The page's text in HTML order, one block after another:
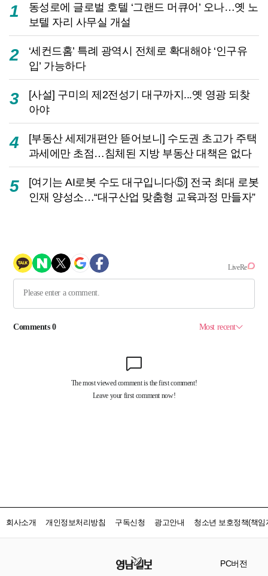
1
동성로에 글로벌 호텔 ‘그랜드 머큐어’ 오나…옛 노
보텔 자리 사무실 개설
2
‘세컨드홈’ 특례 광역시 전체로 확대해야 ‘인구유
입’ 가능하다
3
[사설] 구미의 제2전성기 대구까지...옛 영광 되찾
아야
4
[부동산 세제개편안 뜯어보니] 수도권 초고가 주택
과세에만 초점…침체된 지방 부동산 대책은 없다
5
[여기는 AI로봇 수도 대구입니다⑤] 전국 최대 로봇
인재 양성소…“대구산업 맞춤형 교육과정 만들자”
회사소개 개인정보처리방침 구독신청 광고안내 청소년 보호정책(책임
PC버전